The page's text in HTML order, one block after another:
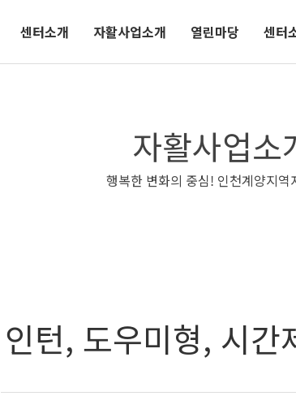
센터소개 자활사업소개 열린마당 센터
자활사업소
행복한 변화의 중심! 인천계양지역
인턴, 도우미형, 시간